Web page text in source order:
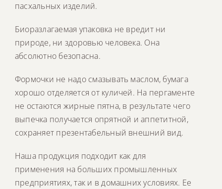
пасхальных изделий.
Биоразлагаемая упаковка не вредит ни
природе, ни здоровью человека. Она
абсолютно безопасна.
Формочки не надо смазывать маслом, бумага
хорошо отделяется от куличей. На пергаменте
не остаются жирные пятна, в результате чего
выпечка получается опрятной и аппетитной,
сохраняет презентабельный внешний вид.
Наша продукция подходит как для
применения на больших промышленных
предприятиях, так и в домашних условиях. Ее